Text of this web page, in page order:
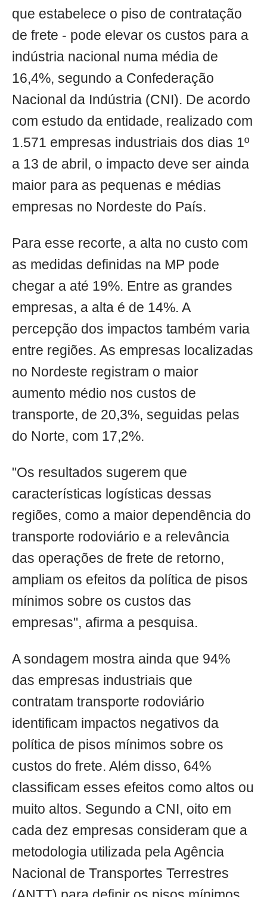
que estabelece o piso de contratação
de frete - pode elevar os custos para a
indústria nacional numa média de
16,4%, segundo a Confederação
Nacional da Indústria (CNI). De acordo
com estudo da entidade, realizado com
1.571 empresas industriais dos dias 1º
a 13 de abril, o impacto deve ser ainda
maior para as pequenas e médias
empresas no Nordeste do País.
Para esse recorte, a alta no custo com
as medidas definidas na MP pode
chegar a até 19%. Entre as grandes
empresas, a alta é de 14%. A
percepção dos impactos também varia
entre regiões. As empresas localizadas
no Nordeste registram o maior
aumento médio nos custos de
transporte, de 20,3%, seguidas pelas
do Norte, com 17,2%.
"Os resultados sugerem que
características logísticas dessas
regiões, como a maior dependência do
transporte rodoviário e a relevância
das operações de frete de retorno,
ampliam os efeitos da política de pisos
mínimos sobre os custos das
empresas", afirma a pesquisa.
A sondagem mostra ainda que 94%
das empresas industriais que
contratam transporte rodoviário
identificam impactos negativos da
política de pisos mínimos sobre os
custos do frete. Além disso, 64%
classificam esses efeitos como altos ou
muito altos. Segundo a CNI, oito em
cada dez empresas consideram que a
metodologia utilizada pela Agência
Nacional de Transportes Terrestres